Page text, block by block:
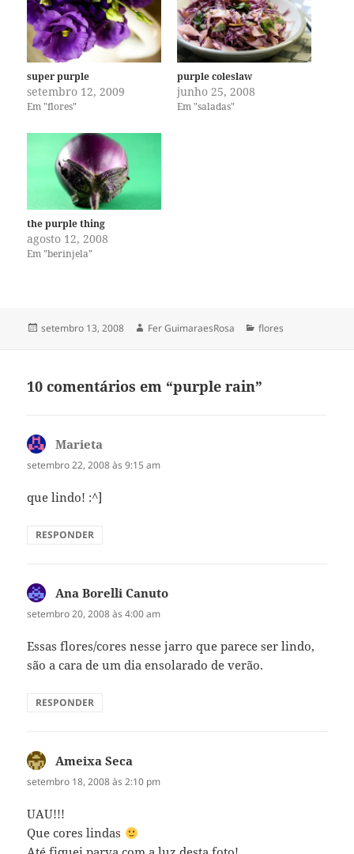
super purple
setembro 12, 2009
Em "flores"
purple coleslaw
junho 25, 2008
Em "saladas"
the purple thing
agosto 12, 2008
Em "berinjela"
Publicado
setembro 13, 2008 Autor
Fer GuimaraesRosa Categorias
flores
10 comentários em “purple rain”
Marieta
setembro 22, 2008 às 9:15 am
que lindo! :^]
RESPONDER
Ana Borelli Canuto
setembro 20, 2008 às 4:00 am
Essas flores/cores nesse jarro que parece ser lindo,
são a cara de um dia ensolarado de verão.
RESPONDER
Ameixa Seca
setembro 18, 2008 às 2:10 pm
UAU!!!
Que cores lindas